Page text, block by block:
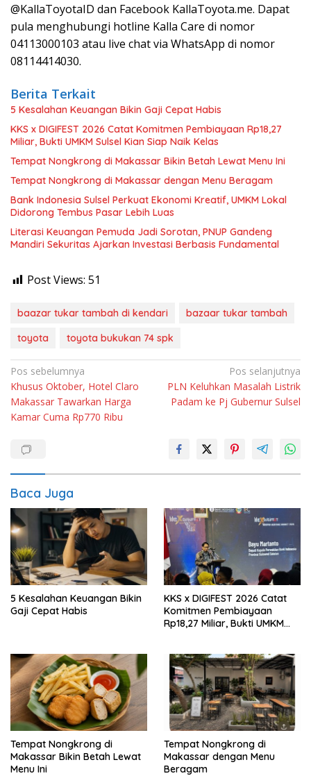
@KallaToyotaID dan Facebook KallaToyota.me. Dapat
pula menghubungi hotline Kalla Care di nomor
04113000103 atau live chat via WhatsApp di nomor
08114414030.
Berita Terkait
5 Kesalahan Keuangan Bikin Gaji Cepat Habis
KKS x DIGIFEST 2026 Catat Komitmen Pembiayaan Rp18,27
Miliar, Bukti UMKM Sulsel Kian Siap Naik Kelas
Tempat Nongkrong di Makassar Bikin Betah Lewat Menu Ini
Tempat Nongkrong di Makassar dengan Menu Beragam
Bank Indonesia Sulsel Perkuat Ekonomi Kreatif, UMKM Lokal
Didorong Tembus Pasar Lebih Luas
Literasi Keuangan Pemuda Jadi Sorotan, PNUP Gandeng
Mandiri Sekuritas Ajarkan Investasi Berbasis Fundamental
Post Views: 51
baazar tukar tambah di kendari
bazaar tukar tambah
toyota
toyota bukukan 74 spk
Navigasi
pos
Pos sebelumnya
Khusus Oktober, Hotel Claro
Makassar Tawarkan Harga
Kamar Cuma Rp770 Ribu
Pos selanjutnya
PLN Keluhkan Masalah Listrik
Padam ke Pj Gubernur Sulsel
Baca Juga
5 Kesalahan Keuangan Bikin
Gaji Cepat Habis
KKS x DIGIFEST 2026 Catat
Komitmen Pembiayaan
Rp18,27 Miliar, Bukti UMKM
Tempat Nongkrong di
Makassar Bikin Betah Lewat
Menu Ini
Tempat Nongkrong di
Makassar dengan Menu
Beragam